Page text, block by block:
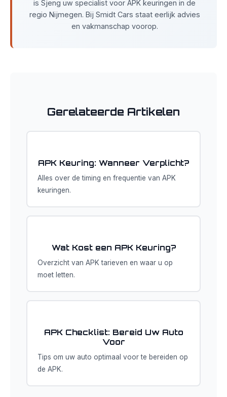
is Sjeng uw specialist voor APK keuringen in de
regio Nijmegen. Bij Smidt Cars staat eerlijk advies
en vakmanschap voorop.
Gerelateerde Artikelen
APK Keuring: Wanneer Verplicht?
Alles over de timing en frequentie van APK
keuringen.
Wat Kost een APK Keuring?
Overzicht van APK tarieven en waar u op
moet letten.
APK Checklist: Bereid Uw Auto
Voor
Tips om uw auto optimaal voor te bereiden op
de APK.